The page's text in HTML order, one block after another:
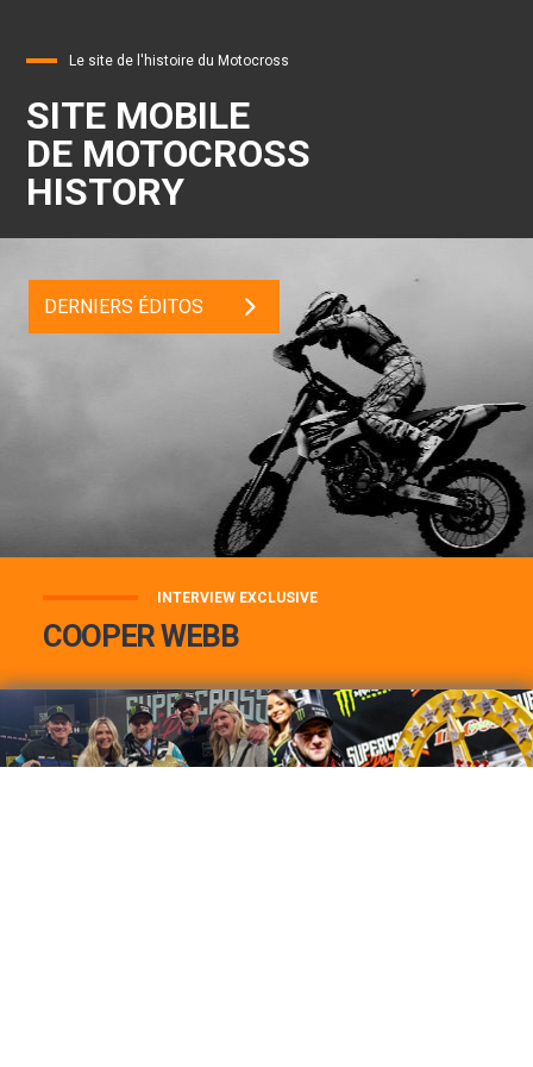
Le site de l'histoire du Motocross
SITE MOBILE
DE MOTOCROSS
HISTORY
DERNIERS ÉDITOS
INTERVIEW EXCLUSIVE
COOPER WEBB